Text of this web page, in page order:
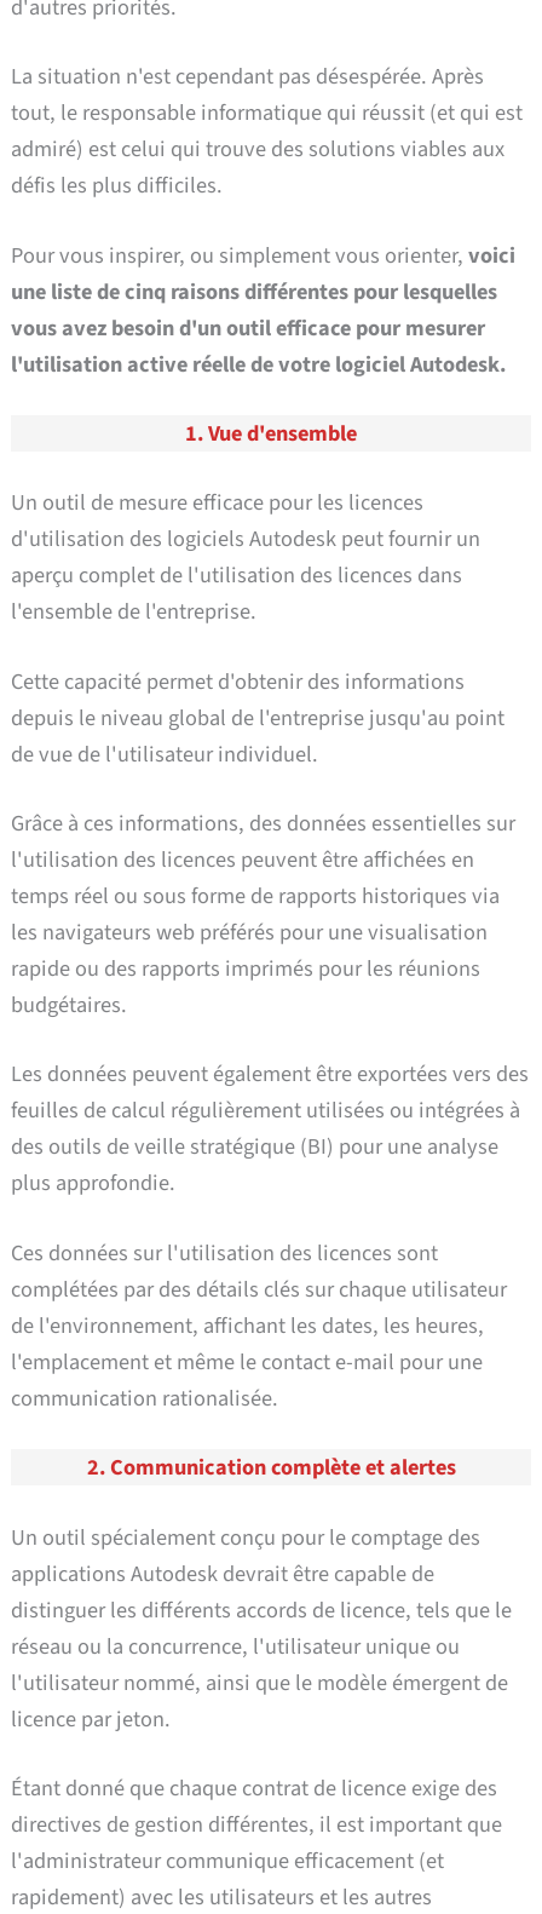
d'autres priorités.
La situation n'est cependant pas désespérée. Après
tout, le responsable informatique qui réussit (et qui est
admiré) est celui qui trouve des solutions viables aux
défis les plus difficiles.
Pour vous inspirer, ou simplement vous orienter,voici
une liste de cinq raisons différentes pour lesquelles
vous avez besoin d'un outil efficace pour mesurer
l'utilisation active réelle de votre logiciel Autodesk.
1. Vue d'ensemble
Un outil de mesure efficace pour les licences
d'utilisation des logiciels Autodesk peut fournir un
aperçu complet de l'utilisation des licences dans
l'ensemble de l'entreprise.
Cette capacité permet d'obtenir des informations
depuis le niveau global de l'entreprise jusqu'au point
de vue de l'utilisateur individuel.
Grâce à ces informations, des données essentielles sur
l'utilisation des licences peuvent être affichées en
temps réel ou sous forme de rapports historiques via
les navigateurs web préférés pour une visualisation
rapide ou des rapports imprimés pour les réunions
budgétaires.
Les données peuvent également être exportées vers des
feuilles de calcul régulièrement utilisées ou intégrées à
des outils de veille stratégique (BI) pour une analyse
plus approfondie.
Ces données sur l'utilisation des licences sont
complétées par des détails clés sur chaque utilisateur
de l'environnement, affichant les dates, les heures,
l'emplacement et même le contact e-mail pour une
communication rationalisée.
2. Communication complète et alertes
Un outil spécialement conçu pour le comptage des
applications Autodesk devrait être capable de
distinguer les différents accords de licence, tels que le
réseau ou la concurrence, l'utilisateur unique ou
l'utilisateur nommé, ainsi que le modèle émergent de
licence par jeton.
Étant donné que chaque contrat de licence exige des
directives de gestion différentes, il est important que
l'administrateur communique efficacement (et
rapidement) avec les utilisateurs et les autres